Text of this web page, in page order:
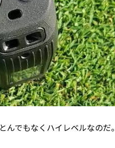
んでもなくハイレベルなのだ。